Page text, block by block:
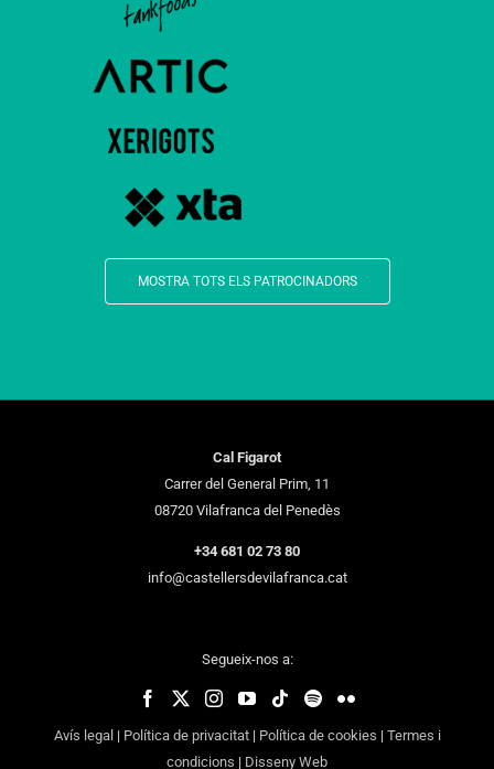
MOSTRA TOTS ELS PATROCINADORS
Cal Figarot
Carrer del General Prim, 11
08720 Vilafranca del Penedès
+34 681 02 73 80
info@castellersdevilafranca.cat
Segueix-nos a:
Avís legal | Política de privacitat| Política de cookies | Termes i
condicions | Disseny Web